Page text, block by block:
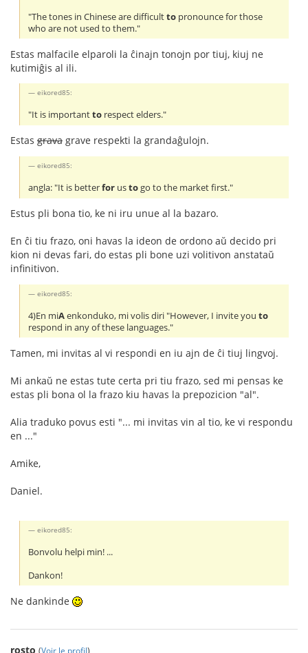
"The tones in Chinese are difficultto pronounce for those
who are not used to them."
Estas malfacile elparoli la ĉinajn tonojn por tiuj, kiuj ne
kutimiĝis al ili.
eikored85:
"It is importantto respect elders."
Estas grava grave respekti la grandaĝulojn.
eikored85:
angla: "It is betterfor ustogo to the market first."
Estus pli bona tio, ke ni iru unue al la bazaro.
En ĉi tiu frazo, oni havas la ideon de ordono aŭ decido pri
kion ni devas fari, do estas pli bone uzi volitivon anstataŭ
infinitivon.
eikored85:
4)En miAenkonduko, mi volis diri "However, I invite youto
respond in any of these languages."
Tamen, mi invitas al vi respondi en iu ajn de ĉi tiuj lingvoj.
Mi ankaŭ ne estas tute certa pri tiu frazo, sed mi pensas ke
estas pli bona ol la frazo kiu havas la prepozicion "al".
Alia traduko povus esti "... mi invitas vin al tio, ke vi respondu
en ..."
Amike,
Daniel.
eikored85:
Bonvolu helpi min! ...
Dankon!
Ne dankinde
rosto (Voir le profil)